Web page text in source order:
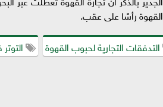
القهوة رأسًا على عقب.
التدفقات التجارية لحبوب القهوة